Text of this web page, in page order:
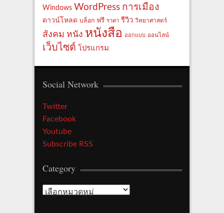
Windows WordPress การเมือง
ดาวน์โหลด บล็อก ฟรี ราคา รีวิว วิทยาศาสตร์
สังคม หนัง หนังสือ ออกแบบ ออนไลน์
เว็บไซต์ โปรแกรม
Social Network
Twitter
Facebook
Youtube
Subscribe RSS
Category
Category